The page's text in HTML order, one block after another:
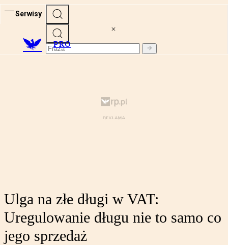
Serwisy
PRO
Ulga na złe długi w VAT:
Uregulowanie długu nie to samo co
jego sprzedaż